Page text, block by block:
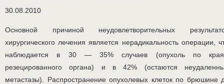
30.08.2010
Основной причиной неудовлетворительных
хирургического лечения является нерадикальность операции,
наблюдается в 30 — 35% случаев (опухоль по
резецированного органа) и в 42% (остаются
метастазы). Распространение опухолевых клеток по брюшине